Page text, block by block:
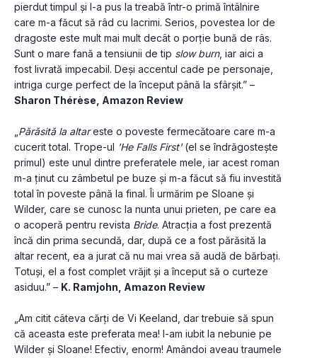
pierdut timpul și l-a pus la treabă într-o primă întâlnire
care m-a făcut să râd cu lacrimi. Serios, povestea lor de
dragoste este mult mai mult decât o porție bună de râs.
Sunt o mare fană a tensiunii de tip slow burn, iar aici a
fost livrată impecabil. Deși accentul cade pe personaje,
Sharon Thérèse, Amazon Review
Părăsită la altar este o poveste fermecătoare care m-a
cucerit total. Trope-ul 'He Falls First' (el se îndrăgostește
primul) este unul dintre preferatele mele, iar acest roman
m-a ținut cu zâmbetul pe buze și m-a făcut să fiu investită
total în poveste până la final. Îi urmărim pe Sloane și
Wilder, care se cunosc la nunta unui prieten, pe care ea
o acoperă pentru revista Bride. Atracția a fost prezentă
încă din prima secundă, dar, după ce a fost părăsită la
altar recent, ea a jurat că nu mai vrea să audă de bărbați.
Totuși, el a fost complet vrăjit și a început să o curteze
asiduu.” – K. Ramjohn, Amazon Review
„Am citit câteva cărți de Vi Keeland, dar trebuie să spun
că aceasta este preferata mea! I-am iubit la nebunie pe
Wilder și Sloane! Efectiv, enorm! Amândoi aveau traumele